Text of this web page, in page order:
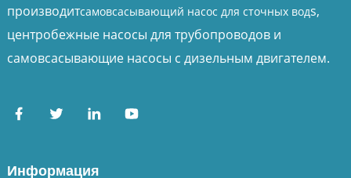
производитсамовсасывающий насос для сточных водs,
центробежные насосы для трубопроводов и
самовсасывающие насосы с дизельным двигателем.
Информация